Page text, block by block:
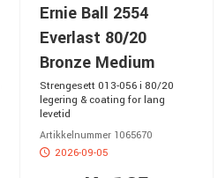
Ernie Ball 2554
Everlast 80/20
Bronze Medium
Strengesett 013-056 i 80/20
legering & coating for lang
levetid
Artikkelnummer 1065670
2026-09-05